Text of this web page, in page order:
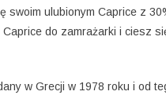
swoim ulubionym Caprice z
Caprice do zamrażarki i ciesz
w Grecji w 1978 roku i od